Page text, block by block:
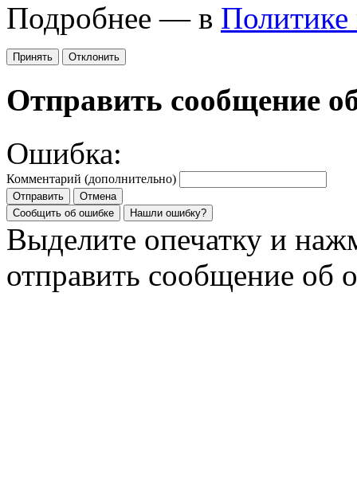
Подробнее — в Политике
Принять Отклонить
Отправить сообщение
Ошибка:
Комментарий (дополнительно)
Отправить
Отмена
Сообщить об ошибке
Нашли ошибку?
Выделите опечатку и
отправить сообщение об